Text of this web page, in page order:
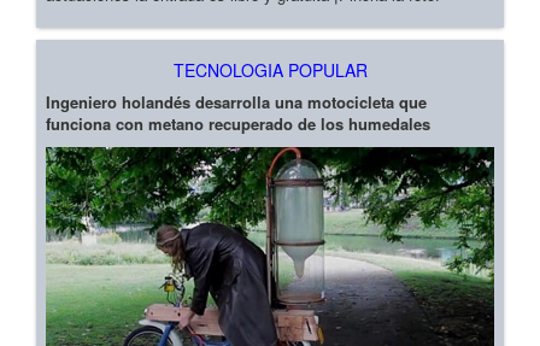
TECNOLOGIA POPULAR
Ingeniero holandés desarrolla una motocicleta que
funciona con metano recuperado de los humedales